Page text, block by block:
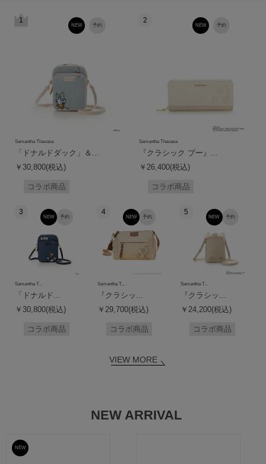
1
予約
NEW
Samantha Thavasa
「ドナルドダック」＆...
￥30,800(税込)
コラボ商品
2
予約
NEW
Samantha Thavasa
『クラシック プー』...
￥26,400(税込)
コラボ商品
3
予約
NEW
Samantha T...
「ドナルド...
￥30,800(税込)
コラボ商品
4
予約
NEW
Samantha T...
『クラシッ...
￥29,700(税込)
コラボ商品
5
予約
NEW
Samantha T...
『クラシッ...
￥24,200(税込)
コラボ商品
VIEW MORE
NEW ARRIVAL
予約
NEW